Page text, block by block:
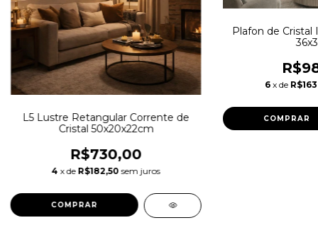
L5 Lustre Retangular Corrente de
Cristal 50x20x22cm
R$730,00
4 x de R$182,50 sem juros
Plafon de Cristal
6 x de